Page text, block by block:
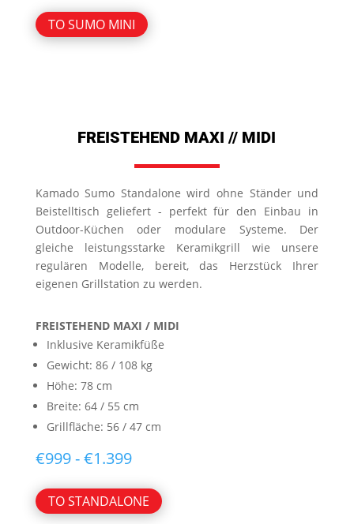
TO SUMO MINI
FREISTEHEND MAXI // MIDI
Kamado Sumo Standalone wird ohne Ständer und
Beistelltisch geliefert - perfekt für den Einbau in
Outdoor-Küchen oder modulare Systeme. Der
gleiche leistungsstarke Keramikgrill wie unsere
regulären Modelle, bereit, das Herzstück Ihrer
eigenen Grillstation zu werden.
FREISTEHEND MAXI / MIDI
Inklusive Keramikfüße
Gewicht: 86 / 108 kg
Höhe: 78 cm
Breite: 64 / 55 cm
Grillfläche: 56 / 47 cm
€999-€1.399Preisspanne:
€
bis
TO STANDALONE